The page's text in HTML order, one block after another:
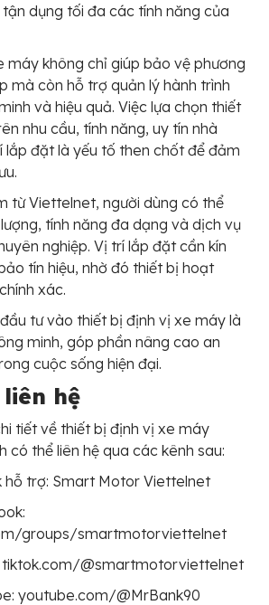
dụng tối đa các tính năng của
máy không chỉ giúp bảo vệ phương
mà còn hỗ trợ quản lý hành trình
và hiệu quả. Việc lựa chọn thiết
nhu cầu, tính năng, uy tín nhà
lắp đặt là yếu tố then chốt để đảm
từ Viettelnet, người dùng có thể
tính năng đa dạng và dịch vụ
nghiệp. Vị trí lắp đặt cần kín
tín hiệu, nhờ đó thiết bị hoạt
xác.
tư vào thiết bị định vị xe máy là
minh, góp phần nâng cao an
cuộc sống hiện đại.
hệ
tiết về thiết bị định vị xe máy
có thể liên hệ qua các kênh sau:
hỗ trợ: Smart Motor Viettelnet
groups/smartmotorviettelnet
tiktok.com/@smartmotorviettelnet
youtube.com/@MrBank90